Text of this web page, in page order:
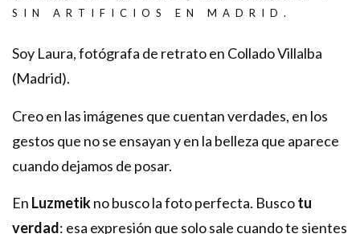
SIN ARTIFICIOS EN MADRID.
Soy Laura, fotógrafa de retrato en Collado Villalba
(Madrid).
Creo en las imágenes que cuentan verdades, en los
gestos que no se ensayan y en la belleza que aparece
cuando dejamos de posar.
En Luzmetikno busco la foto perfecta. Buscotu
verdad: esa expresión que solo sale cuando te sientes